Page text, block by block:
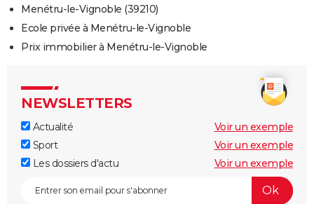
Menétru-le-Vignoble (39210)
Ecole privée à Menétru-le-Vignoble
Prix immobilier à Menétru-le-Vignoble
NEWSLETTERS
Actualité
Voir un exemple
Sport
Voir un exemple
Les dossiers d'actu
Voir un exemple